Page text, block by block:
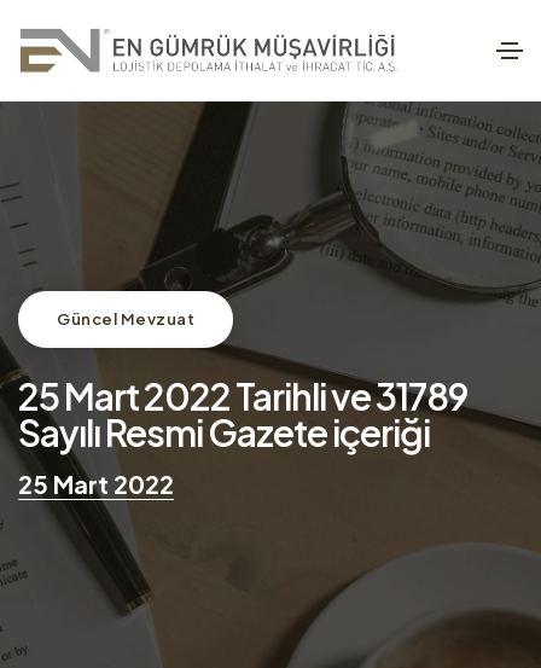
Güncel Mevzuat
25 Mart 2022 Tarihli ve 31789
Sayılı Resmi Gazete içeriği
25 Mart 2022